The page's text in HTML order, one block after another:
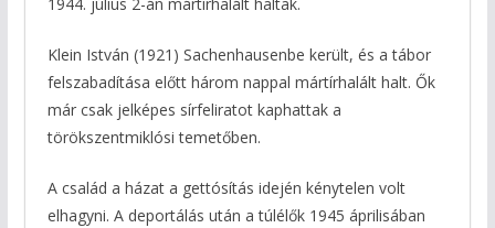
1944. július 2-án mártírhalált haltak.
Klein István (1921) Sachenhausenbe került, és a tábor
felszabadítása előtt három nappal mártírhalált halt. Ők
már csak jelképes sírfeliratot kaphattak a
törökszentmiklósi temetőben.
A család a házat a gettósítás idején kénytelen volt
elhagyni. A deportálás után a túlélők 1945 áprilisában